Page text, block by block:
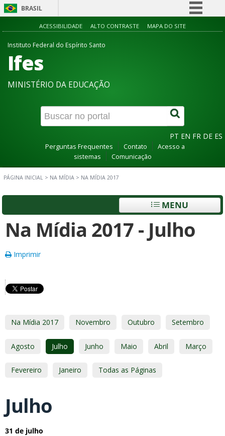
BRASIL
Simplifique!
Canais
ACESSIBILIDADE ALTO CONTRASTE MAPA DO SITE
Instituto Federal do Espírito Santo
Ifes
MINISTÉRIO DA EDUCAÇÃO
PT EN FR DE ES
Perguntas Frequentes Contato
Acesso a
sistemas
Comunicação
PÁGINA INICIAL > NA MÍDIA > NA MÍDIA 2017
MENU
Na Mídia 2017 - Julho
Imprimir
Na Mídia 2017 Novembro Outubro Setembro
Agosto Julho Junho Maio Abril Março
Fevereiro Janeiro Todas as Páginas
Julho
31 de julho